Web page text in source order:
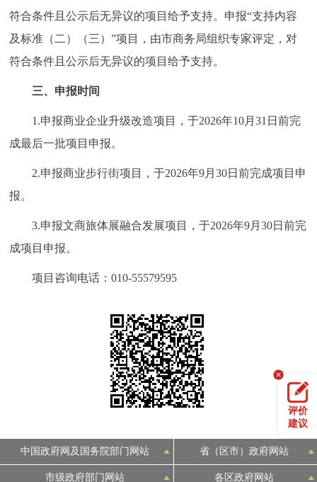
符合条件且公示后无异议的项目给予支持。申报“支持内容
及标准（二）（三）”项目，由市商务局组织专家评定，对
符合条件且公示后无异议的项目给予支持。
三、申报时间
1.申报商业企业升级改造项目，于2026年10月31日前完
成最后一批项目申报。
2.申报商业步行街项目，于2026年9月30日前完成项目申
报。
3.申报文商旅体展融合发展项目，于2026年9月30日前完
成项目申报。
项目咨询电话：010-55579595
评价
建议
中国政府网及国务院部门网站 省（区市）政府网站
市级政府部门网站 各区政府网站